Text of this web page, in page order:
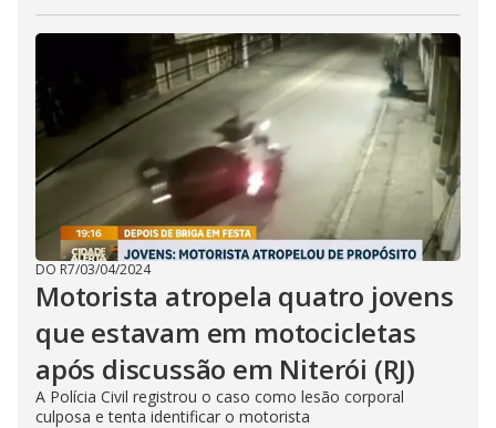
DO R7/03/04/2024
Motorista atropela quatro jovens
que estavam em motocicletas
após discussão em Niterói (RJ)
A Polícia Civil registrou o caso como lesão corporal
culposa e tenta identificar o motorista